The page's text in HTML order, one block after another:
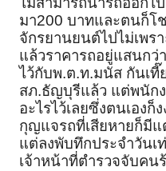
มา200 บาทและตนก็โ
จักรยานยนต์ไปไม่เพร
แล้วราคารถอยู่แสนก
ไว้กับพ.ต.ท.มนัส กันเที๊
สภ.ธัญบุรีแล้ว แต่พนัก
อะไรไว้เลยซึ่งตนเองก็
กุญแจรถที่เสียหายก็มี
แต่ลงพับทึกประจำวันเ
เจ้าหน้าที่ตำรวจจับคน